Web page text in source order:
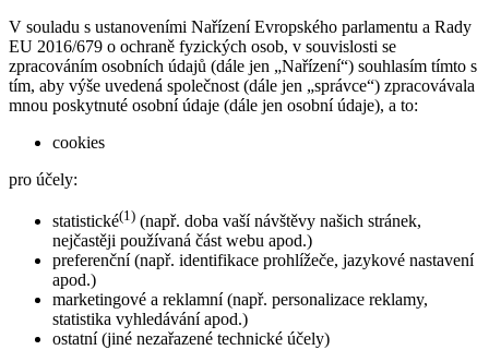
V souladu s ustanoveními Nařízení Evropského parlamentu a Rady
EU 2016/679 o ochraně fyzických osob, v souvislosti se
zpracováním osobních údajů (dále jen „Nařízení“) souhlasím tímto s
tím, aby výše uvedená společnost (dále jen „správce“) zpracovávala
mnou poskytnuté osobní údaje (dále jen osobní údaje), a to:
cookies
pro účely:
statistické(1) (např. doba vaší návštěvy našich stránek,
nejčastěji používaná část webu apod.)
preferenční (např. identifikace prohlížeče, jazykové nastavení
apod.)
marketingové a reklamní (např. personalizace reklamy,
statistika vyhledávání apod.)
ostatní (jiné nezařazené technické účely)